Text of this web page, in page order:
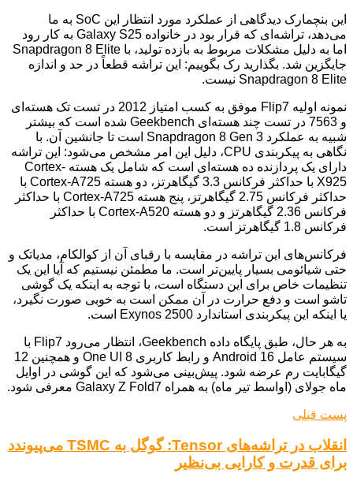
این بنچمارک دیدگاهی از عملکرد مورد انتظار این SoC به ما
می‌دهد، تراشه‌ای که قرار بود در خانواده Galaxy S25 به کار رود
اما به دلیل مشکلات مربوط به بازده تولید، با Snapdragon 8 Elite
جایگزین شد. بگذارید رک بگوییم: این تراشه قطعاً در حد و اندازه
Snapdragon 8 Elite نیست.
نمونه اولیه Flip7 موفق به کسب امتیاز 2012 در تست تک هسته‌ای
و 7563 در تست چند هسته‌ای Geekbench شده است که بیشتر
شبیه به عملکرد Snapdragon 8 Gen 3 است تا جانشین آن. با
نگاهی به پیکربندی CPU، دلیل این امر مشخص می‌شود: این تراشه
دارای یک پردازنده ده هسته‌ای است که شامل یک هسته Cortex-
X925 با حداکثر فرکانس 3.3 گیگاهرتز، دو هسته Cortex-A725 با
حداکثر فرکانس 2.75 گیگاهرتز، پنج هسته Cortex-A725 با حداکثر
فرکانس 2.36 گیگاهرتز و دو هسته Cortex-A520 با حداکثر
فرکانس 1.8 گیگاهرتز است.
فرکانس‌های این تراشه در مقایسه با رقبای آن از کوالکام، مدیاتک و
حتی شیائومی بسیار پایین‌تر است. ما مطمئن نیستیم که آیا این یک
تنظیمات خاص برای این دستگاه است، با توجه به اینکه یک گوشی
تاشو است و دفع حرارت در آن ممکن است به خوبی صورت نگیرد،
یا اینکه این پیکربندی استاندارد Exynos 2500 است.
به هر حال، طبق پایگاه داده Geekbench، انتظار می‌رود Flip7 با
سیستم عامل Android 16 و رابط کاربری One UI 8 و همچنین 12
گیگابایت رم عرضه شود. پیش‌بینی می‌شود که این گوشی در اوایل
ماه جولای (اواسط تیر ماه) به همراه Galaxy Z Fold7 معرفی شود.
پست قبلی
انقلاب در تراشه‌های Tensor: گوگل به TSMC می‌پیوندد
برای قدرت و کارایی بی‌نظیر